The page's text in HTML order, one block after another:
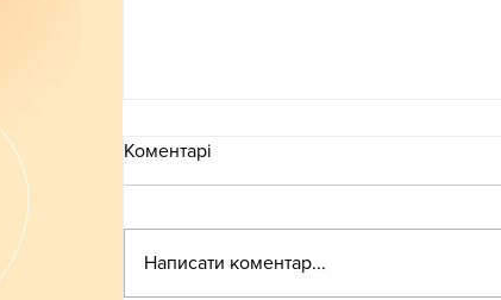
Коментарі
Написати коментар...